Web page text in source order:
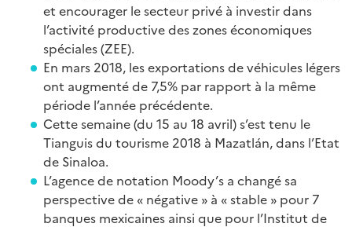
et encourager le secteur privé à investir dans
l’activité productive des zones économiques
spéciales (ZEE).
En mars 2018, les exportations de véhicules légers
ont augmenté de 7,5% par rapport à la même
période l’année précédente.
Cette semaine (du 15 au 18 avril) s’est tenu le
Tianguis du tourisme 2018 à Mazatlán, dans l’Etat
de Sinaloa.
L’agence de notation Moody’s a changé sa
perspective de « négative » à « stable » pour 7
banques mexicaines ainsi que pour l’Institut de